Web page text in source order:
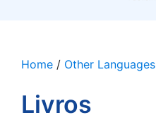
Home / Other Languages
Livros